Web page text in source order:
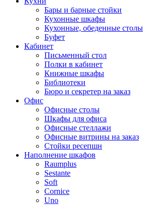
Бары и барные стойки
Кухонные шкафы
Кухонные, обеденные столы
Буфет
Кабинет
Письменный стол
Полки в кабинет
Книжные шкафы
Библиотеки
Бюро и секретер на заказ
Офис
Офисные столы
Шкафы для офиса
Офисные стеллажи
Офисные витрины на заказ
Стойки ресепшн
Наполнение шкафов
Raumplus
Sestante
Soft
Cornice
Uno